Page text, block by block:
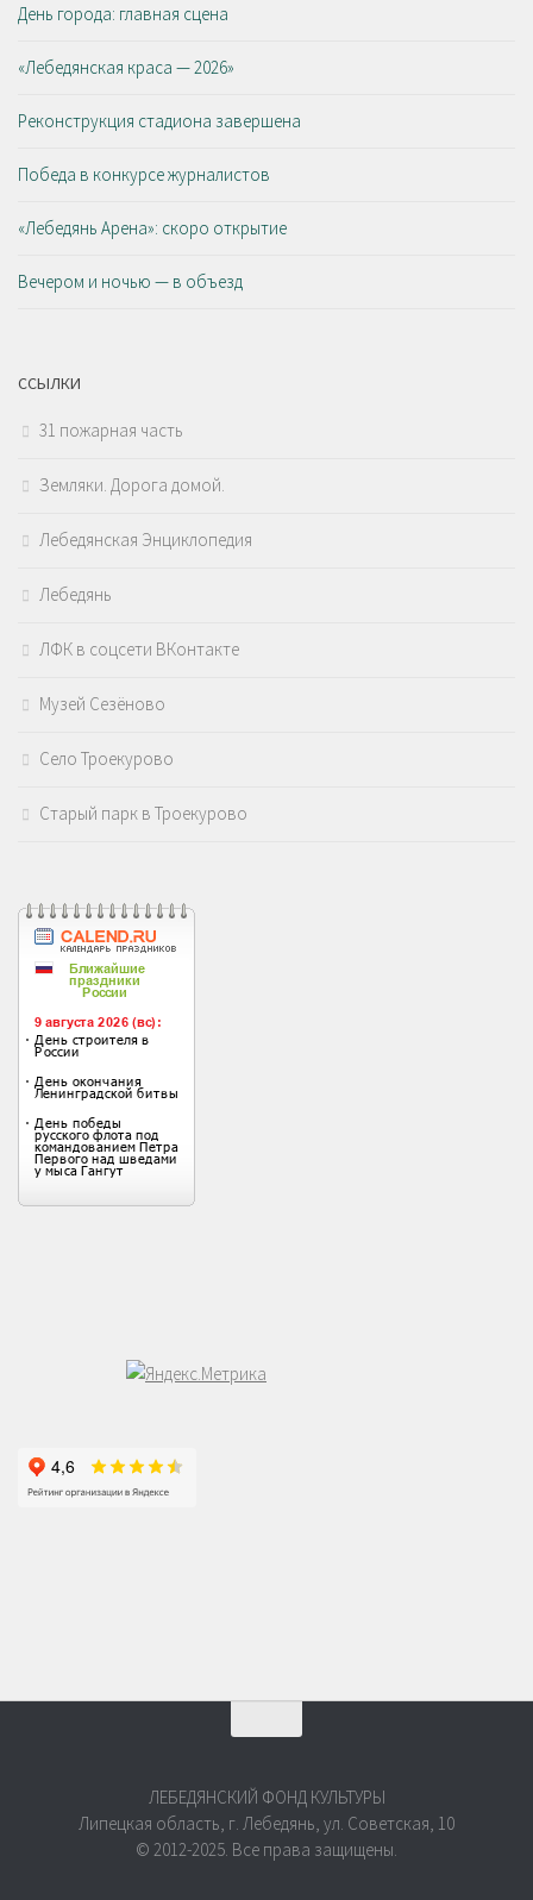
День города: главная сцена
«Лебедянская краса — 2026»
Реконструкция стадиона завершена
Победа в конкурсе журналистов
«Лебедянь Арена»: скоро открытие
Вечером и ночью — в объезд
ССЫЛКИ
31 пожарная часть
Земляки. Дорога домой.
Лебедянская Энциклопедия
Лебедянь
ЛФК в соцсети ВКонтакте
Музей Сезёново
Село Троекурово
Старый парк в Троекурово
ЛЕБЕДЯНСКИЙ ФОНД КУЛЬТУРЫ
Липецкая область, г. Лебедянь, ул. Советская, 10
© 2012-2025. Все права защищены.